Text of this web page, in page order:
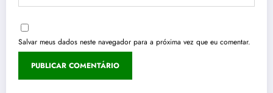
Salvar meus dados neste navegador para a próxima vez que eu comentar.